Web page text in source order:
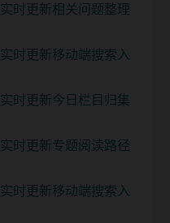
时更新相关问题整理
时更新移动端搜索入
时更新今日栏目归集
时更新专题阅读路径
时更新移动端搜索入